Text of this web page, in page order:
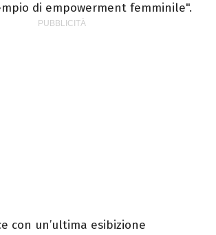
di empowerment femminile".
con un’ultima esibizione